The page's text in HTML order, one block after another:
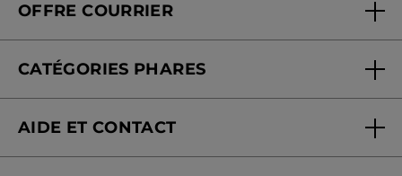
Nos engagements
Blog Act Beautiful
OFFRE COURRIER
CATÉGORIES PHARES
Promotions
AIDE ET CONTACT